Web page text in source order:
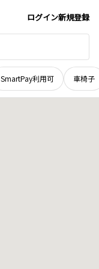
ログイン新規登録
SmartPay利用可 車椅子